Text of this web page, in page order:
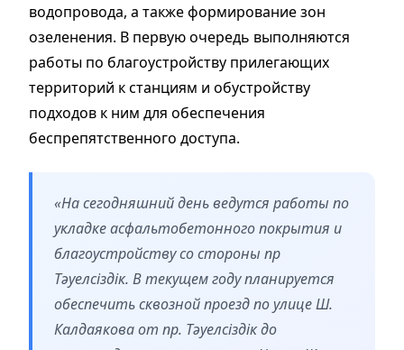
водопровода, а также формирование зон
озеленения. В первую очередь выполняются
работы по благоустройству прилегающих
территорий к станциям и обустройству
подходов к ним для обеспечения
беспрепятственного доступа.
«На сегодняшний день ведутся работы по
укладке асфальтобетонного покрытия и
благоустройству со стороны пр
Тәуелсіздік. В текущем году планируется
обеспечить сквозной проезд по улице Ш.
Калдаякова от пр. Тәуелсіздік до